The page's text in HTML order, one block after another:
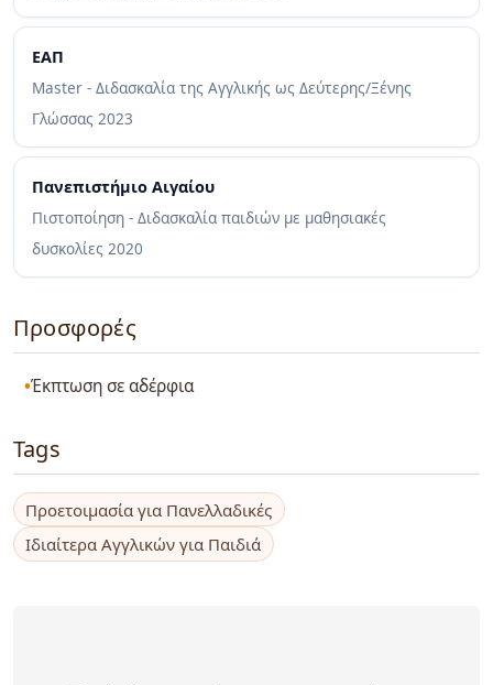
ΕΑΠ
Master - Διδασκαλία της Αγγλικής ως Δεύτερης/Ξένης
Γλώσσας 2023
Πανεπιστήμιο Αιγαίου
Πιστοποίηση - Διδασκαλία παιδιών με μαθησιακές
δυσκολίες 2020
Προσφορές
Έκπτωση σε αδέρφια
Tags
Προετοιμασία για Πανελλαδικές
Ιδιαίτερα Αγγλικών για Παιδιά